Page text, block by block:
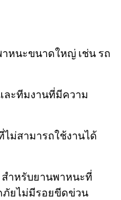
หนะขนาดใหญ่ เช่น รถ
ะทีมงานที่มีความ
ม่สามารถใช้งานได้
สำหรับยานพาหนะที่
ภัยไม่มีรอยขีดข่วน